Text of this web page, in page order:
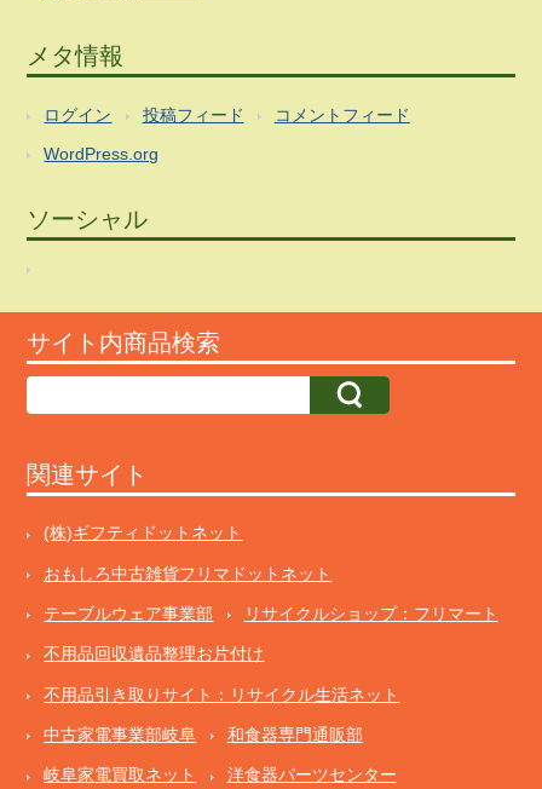
メタ情報
ログイン 投稿フィード コメントフィード
WordPress.org
ソーシャル
サイト内商品検索
関連サイト
(株)ギフティドットネット
おもしろ中古雑貨フリマドットネット
テーブルウェア事業部 リサイクルショップ：フリマート
不用品回収遺品整理お片付け
不用品引き取りサイト：リサイクル生活ネット
中古家電事業部岐阜 和食器専門通販部
岐阜家電買取ネット 洋食器パーツセンター